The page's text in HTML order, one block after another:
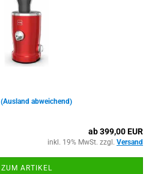
(Ausland abweichend)
ab 399,00 EUR
inkl. 19% MwSt. zzgl. Versand
ZUM ARTIKEL